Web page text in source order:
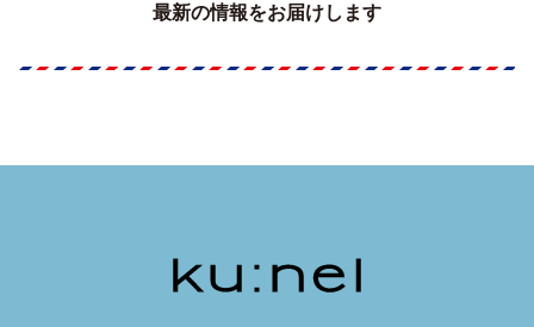
最新の情報をお届けします